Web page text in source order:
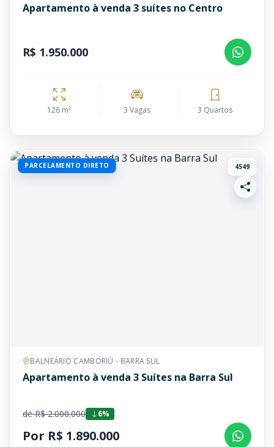
Apartamento à venda 3 suítes no Centro
R$ 1.950.000
126 m² 3 Vagas 3 Quartos
PARCELAMENTO DIRETO 4549
BALNEÁRIO CAMBORIÚ - BARRA SUL
Apartamento à venda 3 Suítes na Barra Sul
de R$ 2.000.000 6%
Por R$ 1.890.000